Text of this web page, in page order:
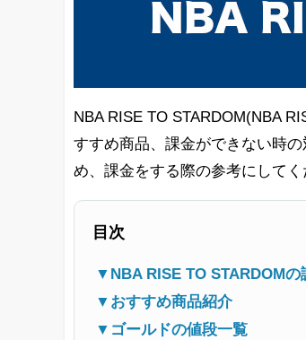
NBA RISE TO STARDOM(NBA
すすめ商品、課金ができない時
め、課金をする際の参考にしてく
目次
▼NBA RISE TO STARDOMの
▼おすすめ商品紹介
▼ゴールドの値段一覧